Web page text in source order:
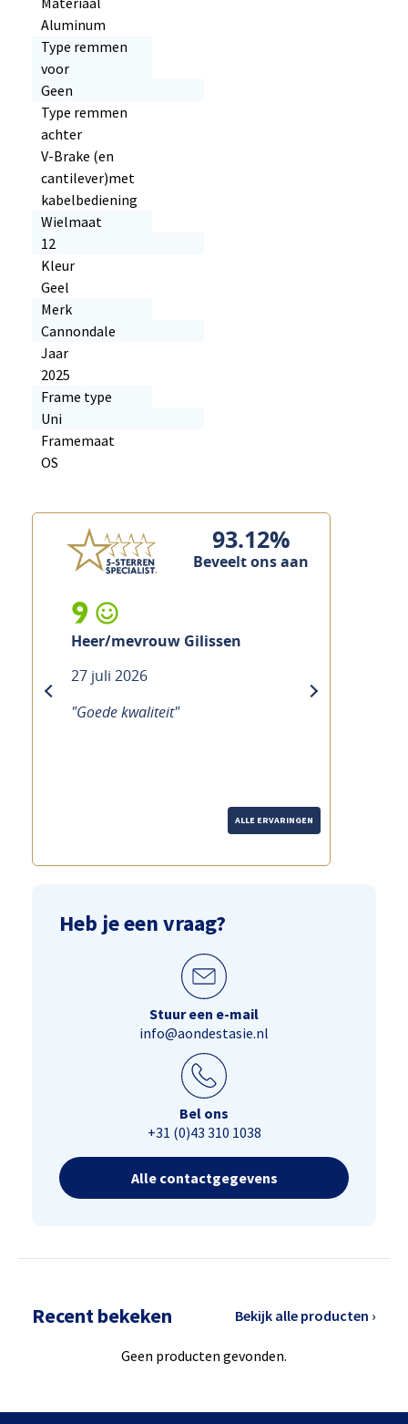
Aluminum
Type remmen
voor
Geen
Type remmen
achter
V-Brake (en
cantilever)met
kabelbediening
Wielmaat
12
Kleur
Geel
Merk
Cannondale
Jaar
2025
Frame type
Uni
Framemaat
OS
93.12%
Beveelt ons aan
Heer/mevrouw Gilissen
27 juli 2026
"Goede kwaliteit"
next
ALLE ERVARINGEN
Heb je een vraag?
Stuur een e-mail
info@aondestasie.nl
Bel ons
+31 (0)43 310 1038
Alle contactgegevens
Recent bekeken Bekijk alle producten ›
Geen producten gevonden.